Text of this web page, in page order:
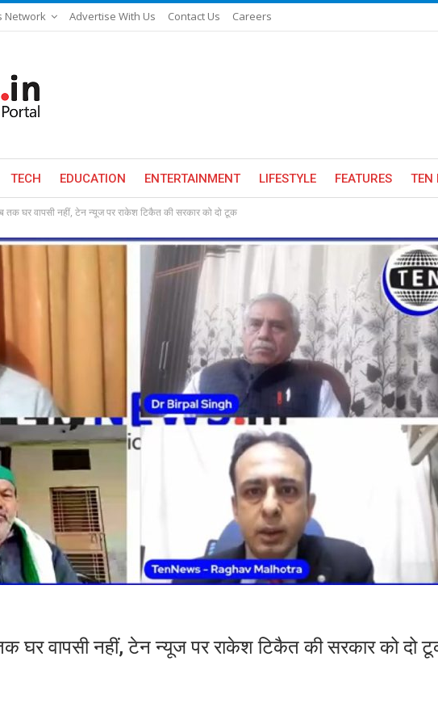
Network Advertise With Us Contact Us Careers
TECH EDUCATION ENTERTAINMENT LIFESTYLE FEATURES TEN
तक घर वापसी नहीं, टेन न्यूज पर राकेश टिकैत की सरकार को दो टूक
घर वापसी नहीं, टेन न्यूज पर राकेश टिकैत की सरकार को दो